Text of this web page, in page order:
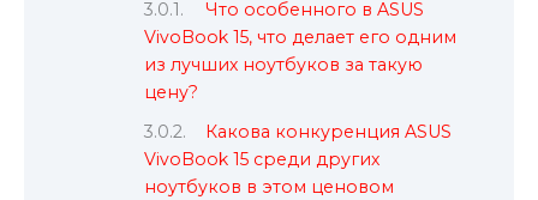
Что особенного в ASUS
VivoBook 15, что делает его одним
из лучших ноутбуков за такую
цену?
Какова конкуренция ASUS
VivoBook 15 среди других
ноутбуков в этом ценовом